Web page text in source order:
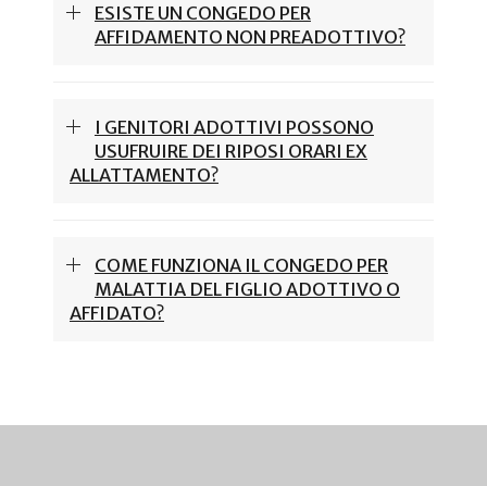
ESISTE UN CONGEDO PER
AFFIDAMENTO NON PREADOTTIVO?
I GENITORI ADOTTIVI POSSONO
USUFRUIRE DEI RIPOSI ORARI EX
ALLATTAMENTO?
COME FUNZIONA IL CONGEDO PER
MALATTIA DEL FIGLIO ADOTTIVO O
AFFIDATO?